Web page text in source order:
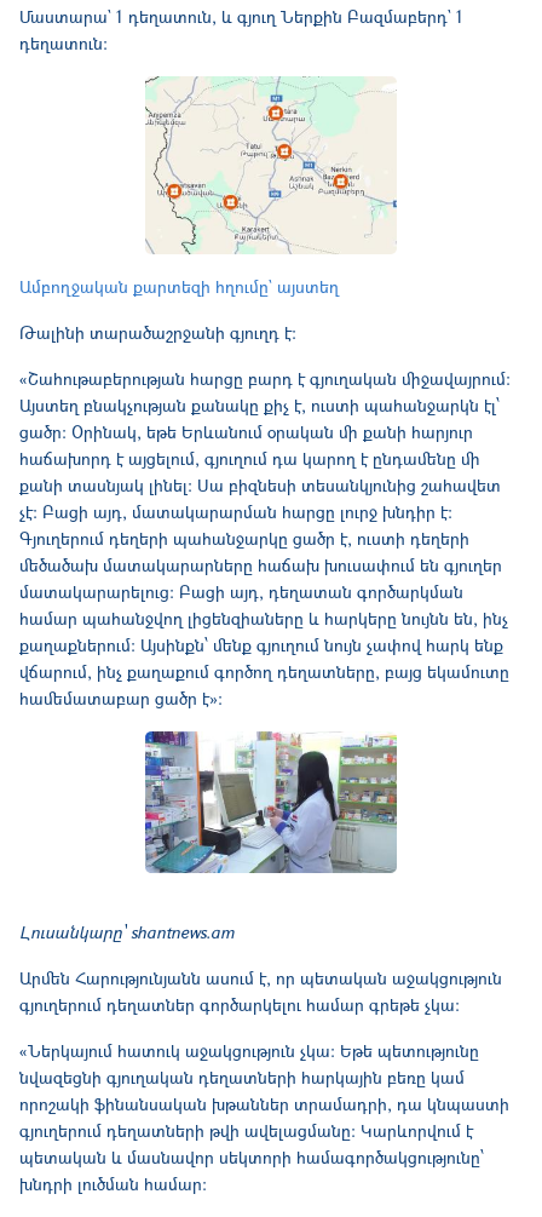
Մաստարա` 1 դեղատուն, և գյուղ Ներքին Բազմաբերդ` 1
դեղատուն։
Ամբողջական քարտեզի հղումը` այստեղ
Թալինի տարածաշրջանի գյուղդ է։
«Շահութաբերության հարցը բարդ է գյուղական միջավայրում։
Այստեղ բնակչության քանակը քիչ է, ուստի պահանջարկն էլ՝
ցածր։ Օրինակ, եթե Երևանում օրական մի քանի հարյուր
հաճախորդ է այցելում, գյուղում դա կարող է ընդամենը մի
քանի տասնյակ լինել։ Սա բիզնեսի տեսանկյունից շահավետ
չէ։ Բացի այդ, մատակարարման հարցը լուրջ խնդիր է։
Գյուղերում դեղերի պահանջարկը ցածր է, ուստի դեղերի
մեծածախ մատակարարները հաճախ խուսափում են գյուղեր
մատակարարելուց։ Բացի այդ, դեղատան գործարկման
համար պահանջվող լիցենզիաները և հարկերը նույնն են, ինչ
քաղաքներում։ Այսինքն՝ մենք գյուղում նույն չափով հարկ ենք
վճարում, ինչ քաղաքում գործող դեղատները, բայց եկամուտը
համեմատաբար ցածր է»։
Լուսանկարը՝ shantnews.am
Արմեն Հարությունյանն ասում է, որ պետական աջակցություն
գյուղերում դեղատներ գործարկելու համար գրեթե չկա։
«Ներկայում հատուկ աջակցություն չկա։ Եթե պետությունը
նվազեցնի գյուղական դեղատների հարկային բեռը կամ
որոշակի ֆինանսական խթաններ տրամադրի, դա կնպաստի
գյուղերում դեղատների թվի ավելացմանը։ Կարևորվում է
պետական և մասնավոր սեկտորի համագործակցությունը՝
խնդրի լուծման համար։